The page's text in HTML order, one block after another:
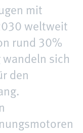
mit
weltweit
rund 30%
sich
den